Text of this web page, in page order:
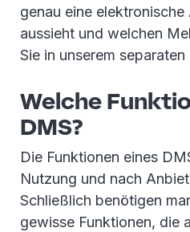
genau eine
aussieht und welchen
Sie in unserem
Welche
DMS?
Die Funktionen eines
Nutzung und nach
Schließlich benötigen
gewisse Funktionen, die